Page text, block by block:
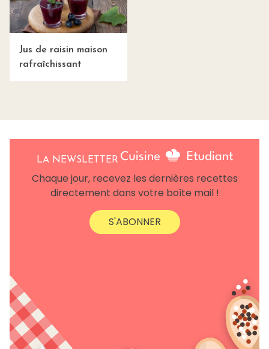
Jus de raisin maison
rafraîchissant
LA NEWSLETTER
Chaque jour, recevez les dernières recettes
directement dans votre boîte mail !
S'ABONNER